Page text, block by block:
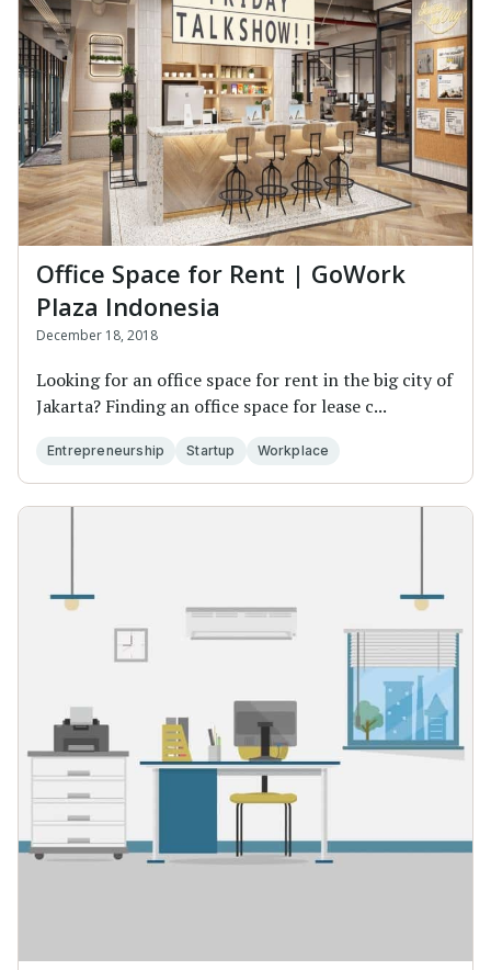
Office Space for Rent | GoWork
Plaza Indonesia
December 18, 2018
Looking for an office space for rent in the big city of
Jakarta? Finding an office space for lease c...
Entrepreneurship Startup Workplace